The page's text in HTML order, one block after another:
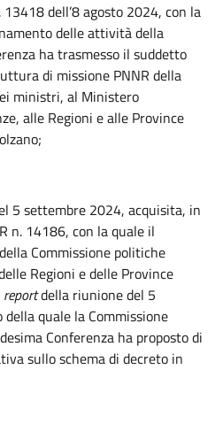
dell’8 agosto 2024, con la
delle attività della
ha trasmesso il suddetto
di missione PNNR della
ministri, al Ministero
alle Regioni e alle Province
5 settembre 2024, acquisita, in
n. 14186, con la quale il
Commissione politiche
Regioni e delle Province
reportdella riunione del 5
quale la Commissione
Conferenza ha proposto di
sullo schema di decreto in